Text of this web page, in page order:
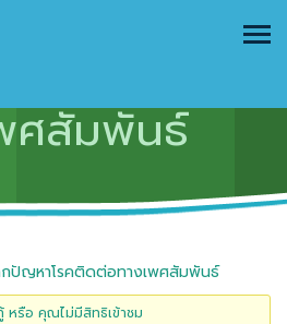
ศสัมพันธ์
ปัญหาโรคติดต่อทางเพศสัมพันธ์
หรือ คุณไม่มีสิทธิเข้าชม